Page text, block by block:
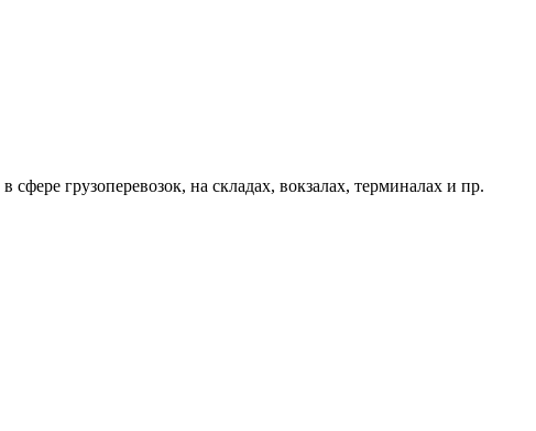
грузоперевозок, на складах, вокзалах, терминалах и пр.